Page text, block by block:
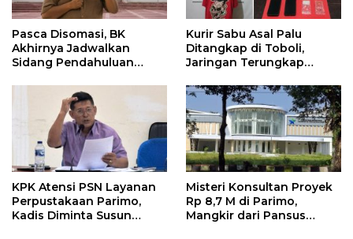
Pasca Disomasi, BK
Akhirnya Jadwalkan
Sidang Pendahuluan
Kurir Sabu Asal Palu
Ditangkap di Toboli,
Jaringan Terungkap
KPK Atensi PSN Layanan
Perpustakaan Parimo,
Kadis Diminta Susun
Misteri Konsultan Proyek
Rp 8,7 M di Parimo,
Mangkir dari Pansus